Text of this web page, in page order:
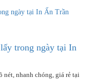
trong ngày tại In
nét, nhanh chóng, giá rẻ tại